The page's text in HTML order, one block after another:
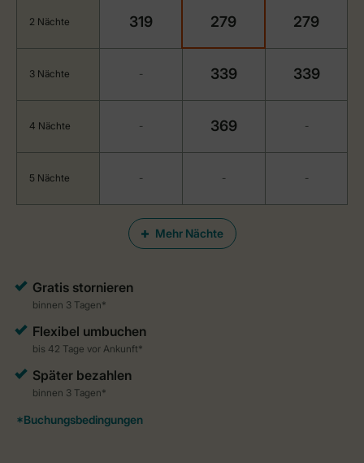
Mehr Nächte
2 Nächte 319 279 279
3 Nächte - 339 339
4 Nächte - 369 -
5 Nächte - - -